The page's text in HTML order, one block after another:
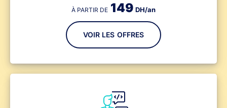
À PARTIR DE 149 DH/an
VOIR LES OFFRES